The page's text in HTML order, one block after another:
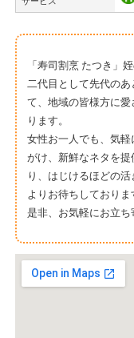
「寿司割烹 たつき」
二代目として先代の
て、地域の皆様方に
ります。
女性お一人でも、気
がけ、新鮮なネタを
り、はじけるほどの
よりお待ちしておりま
是非、お気軽にお立ち